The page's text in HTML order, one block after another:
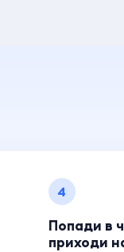
4
Попади в
приходи